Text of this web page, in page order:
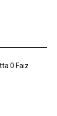
0 Faiz